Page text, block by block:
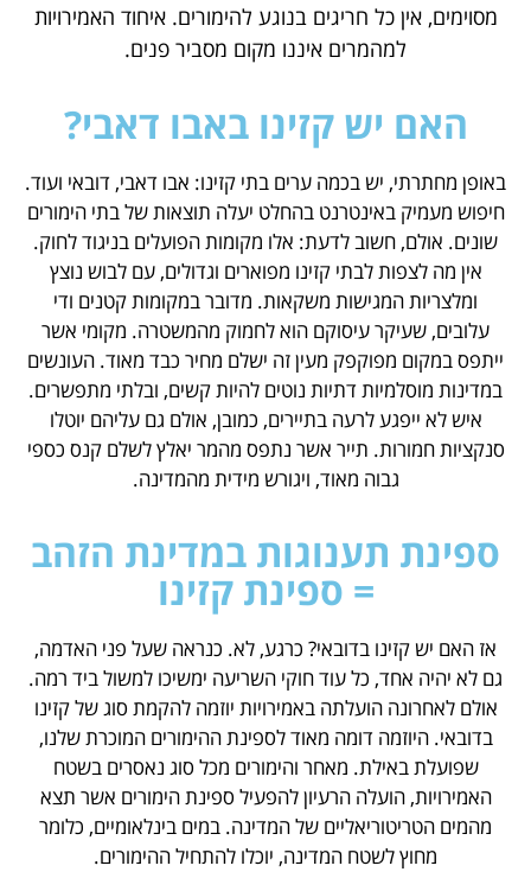
מסוימים, אין כל חריגים בנוגע להימורים. איחוד האמירויות
למהמרים איננו מקום מסביר פנים.
האם יש קזינו באבו דאבי?
באופן מחתרתי, יש בכמה ערים בתי קזינו: אבו דאבי, דובאי ועוד.
חיפוש מעמיק באינטרנט בהחלט יעלה תוצאות של בתי הימורים
שונים. אולם, חשוב לדעת: אלו מקומות הפועלים בניגוד לחוק.
אין מה לצפות לבתי קזינו מפוארים וגדולים, עם לבוש נוצץ
ומלצריות המגישות משקאות. מדובר במקומות קטנים ודי
עלובים, שעיקר עיסוקם הוא לחמוק מהמשטרה. מקומי אשר
ייתפס במקום מפוקפק מעין זה ישלם מחיר כבד מאוד. העונשים
במדינות מוסלמיות דתיות נוטים להיות קשים, ובלתי מתפשרים.
איש לא ייפגע לרעה בתיירים, כמובן, אולם גם עליהם יוטלו
סנקציות חמורות. תייר אשר נתפס מהמר יאלץ לשלם קנס כספי
גבוה מאוד, ויגורש מידית מהמדינה.
ספינת תענוגות במדינת הזהב
= ספינת קזינו
אז האם יש קזינו בדובאי? כרגע, לא. כנראה שעל פני האדמה,
גם לא יהיה אחד, כל עוד חוקי השריעה ימשיכו למשול ביד רמה.
אולם לאחרונה הועלתה באמירויות יוזמה להקמת סוג של קזינו
בדובאי. היוזמה דומה מאוד לספינת ההימורים המוכרת שלנו,
שפועלת באילת. מאחר והימורים מכל סוג נאסרים בשטח
האמירויות, הועלה הרעיון להפעיל ספינת הימורים אשר תצא
מהמים הטריטוריאליים של המדינה. במים בינלאומיים, כלומר
מחוץ לשטח המדינה, יוכלו להתחיל ההימורים.